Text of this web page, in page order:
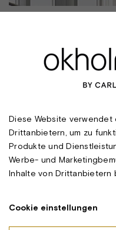
Diese Website
Drittanbietern, um zu
Produkte und
Werbe- und
Inhalte von
Cookie einstellungen